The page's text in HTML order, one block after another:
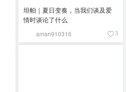
坦帕｜夏日变奏，当我们谈及爱
情时谈论了什么
aman910316 3